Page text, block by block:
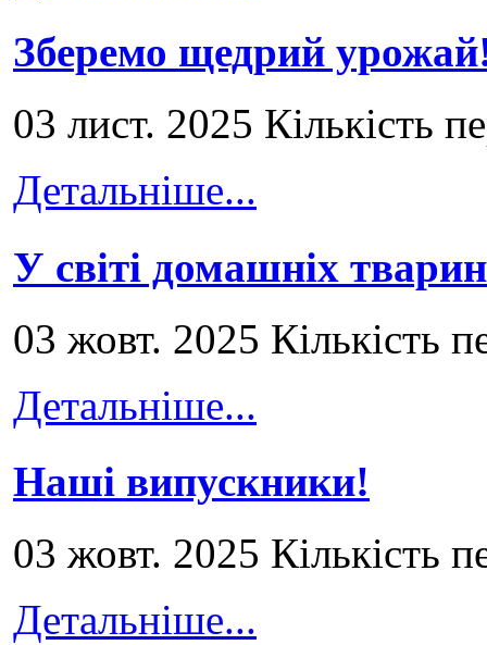
Зберемо щедрий
03 лист. 2025 Кількість
Детальніше...
У світі домашніх тварин
03 жовт. 2025 Кількість
Детальніше...
Наші випускники!
03 жовт. 2025 Кількість
Детальніше...